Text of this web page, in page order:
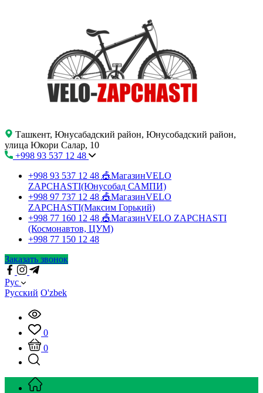
Ташкент, Юнусабадский район, Юнусобадский район,
улица Юкори Салар, 10
+998 93 537 12 48
+998 93 537 12 48 🎪МагазинVELO
ZAPCHASTI(Юнусобад САМПИ)
+998 97 737 12 48 🎪МагазинVELO
ZAPCHASTI(Максим Горький)
+998 77 160 12 48 🎪МагазинVELO ZAPCHASTI
(Космонавтов, ЦУМ)
+998 77 150 12 48
Заказать звонок
Рус
Русский O'zbek
0
0